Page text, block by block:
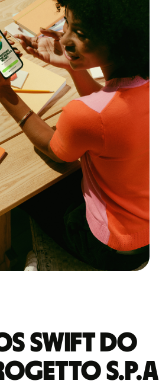
Swift do
S.P.A